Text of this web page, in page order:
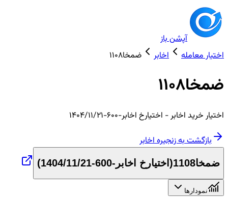
آپشن باز
اختیار معامله
اخابر ضمخا1108
ضمخا1108
اختیار خرید اخابر- اختیارخ اخابر-600-1404/11/21
بازگشت به زنجیرهاخابر
ضمخا1108 ( اختیارخ اخابر-600-1404/11/21 )
نمودارها